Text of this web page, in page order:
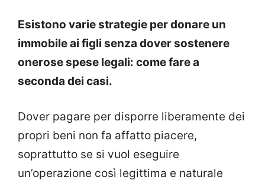
Esistono varie strategie per donare un
immobile ai figli senza dover sostenere
onerose spese legali: come fare a
seconda dei casi.
Dover pagare per disporre liberamente dei
propri beni non fa affatto piacere,
soprattutto se si vuol eseguire
un’operazione così legittima e naturale